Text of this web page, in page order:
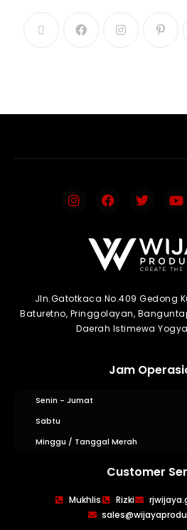
WIJAYA PRODUCTION
Jln.Gatotkaca No.409 Gedong
Baturetno, Pringgolayan,
Daerah Istimewa
Jam
Senin - Jumat
Sabtu
Minggu / Tanggal Merah
Customer
Mukhlis Rizki